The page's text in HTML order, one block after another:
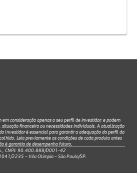
consideração apenas o seu perfil de investidor, e podem
financeira ou necessidades individuais. A atualização
Investidor é essencial para garantir a adequação do perfil do
Leia previamente as condições de cada produto antes
é garantia de desempenho futuro.
CNPJ: 90.400.888/0001-42
2235 – Vila Olímpia – São Paulo/SP.